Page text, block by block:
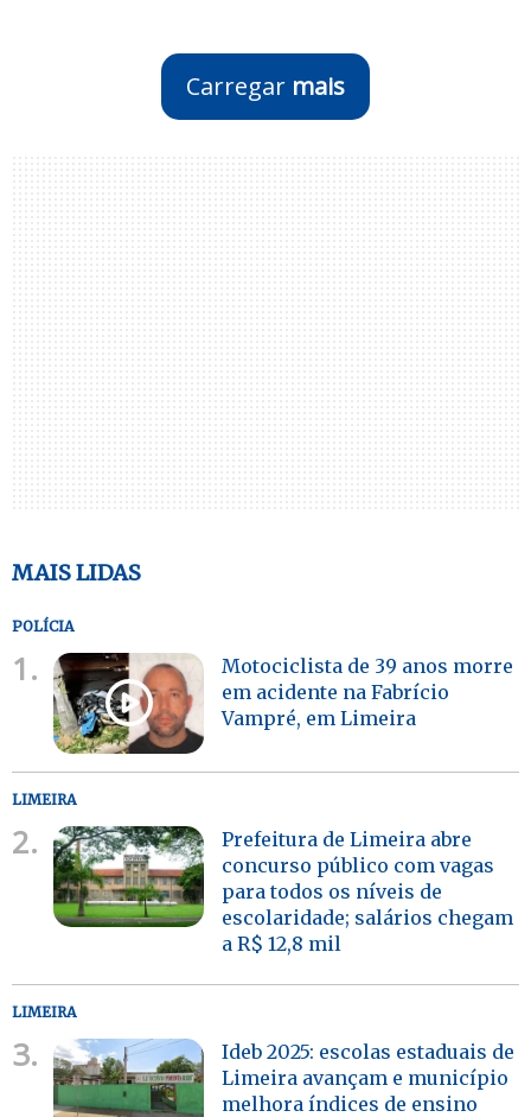
Carregar mais
MAIS LIDAS
POLÍCIA
1.
Motociclista de 39 anos morre
em acidente na Fabrício
Vampré, em Limeira
LIMEIRA
2.
Prefeitura de Limeira abre
concurso público com vagas
para todos os níveis de
escolaridade; salários chegam
a R$ 12,8 mil
LIMEIRA
3.
Ideb 2025: escolas estaduais de
Limeira avançam e município
melhora índices de ensino